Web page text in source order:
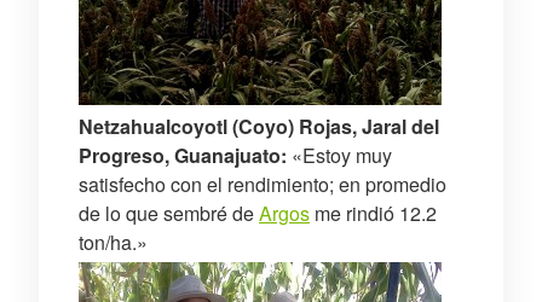
Netzahualcoyotl (Coyo) Rojas, Jaral del
Progreso, Guanajuato: «Estoy muy
satisfecho con el rendimiento; en promedio
de lo que sembré deArgos me rindió 12.2
ton/ha.»